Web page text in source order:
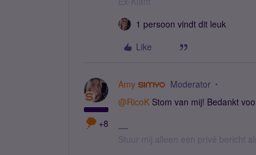
1 persoon vindt dit leuk
Like
+8
Amy Moderator
@RicoK Stom van mij! Bedankt
Stuur mij alleen een privé bericht